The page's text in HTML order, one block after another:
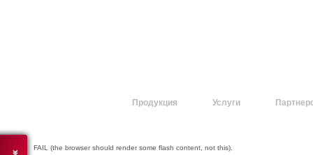
Продукция Услуги
FAIL (the browser should render some flash content, not this).